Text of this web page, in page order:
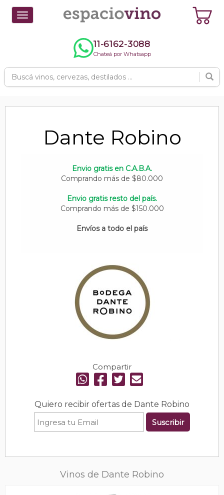
Toggle
navigation
11-6162-3088
Chateá por Whatsapp
Dante Robino
Envio gratis en C.A.B.A.
Comprando más de $80.000
Envio gratis resto del país.
Comprando más de $150.000
Envíos a todo el país
Compartir
Quiero recibir ofertas de Dante Robino
Suscribir
Vinos de Dante Robino